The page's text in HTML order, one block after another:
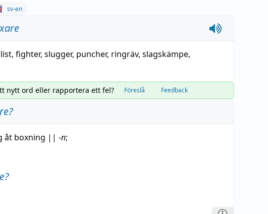
sv-en
, fighter, slugger, puncher, ringräv, slagskämpe,
nytt ord eller rapportera ett fel? Föreslå Feedback
?
åt boxning || -n;
?